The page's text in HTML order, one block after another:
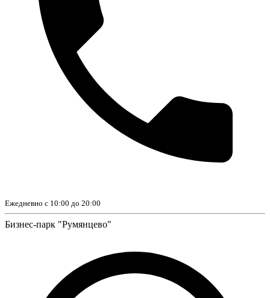
Ежедневно с 10:00 до 20:00
Бизнес-парк "Румянцево"